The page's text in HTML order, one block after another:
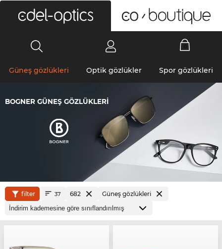
Güneş gözlükleri Optik gözlükler Spor gözlükleri
BOGNER GÜNEŞ GÖZLÜKLERI
filter 37 682 Güneş gözlükleri